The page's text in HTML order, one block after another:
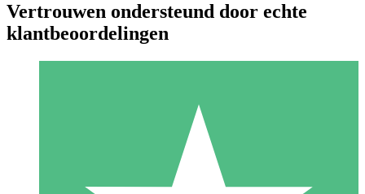
Individuele Creditpakketten
Betaal per gebruik met downloadtegoeden. Geen maandelijkse
Vertrouwen ondersteund door echte
klantbeoordelingen